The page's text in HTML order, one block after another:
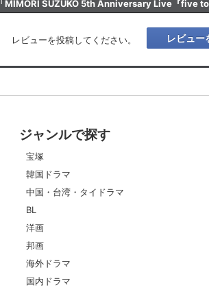
演
【全景定点
「MIMORI SUZUKO 5th Anniversary Live『five
レビューを投稿してください。 レビュー
ジャンルで探す
宝塚
韓国ドラマ
中国・台湾・タイドラマ
BL
洋画
邦画
海外ドラマ
国内ドラマ